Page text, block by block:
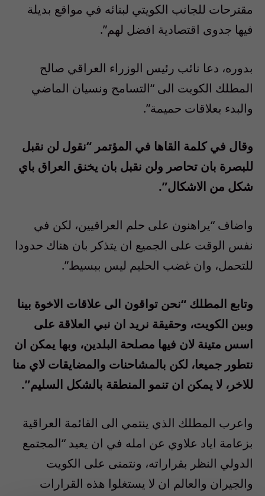
مقترحات للجانب الكويتي لبنائه في مواقع بديلة
فيها جدوى اقتصادية افضل لهم”.
بدوره، دعا نائب رئيس الوزراء العراقي صالح
المطلك الكويت الى “التسامح ونسيان الماضي
والبدء بعلاقات حميمة”.
وقال في كلمة القاها في المؤتمر “نقول لن نقبل
للبصرة بان تحاصر ولن نقبل بان يخنق العراق باي
شكل من الاشكال”.
واضاف “يراهنون على حلم العراقيين، لكن في
نفس الوقت على الجميع ان يتذكر بان هناك حدودا
للتحمل، وان غضب الحليم ليس ببسيط”.
وتابع المطلك “نحن تواقون الى علاقات الاخوة بينا
وبين الكويت، وحقيقة نريد ان نبي العلاقة على
اسس متينة لان فيها مصلحة البلدين، وبها يمكن ان
نتطور جميعا، لكن بالمشاحنات والمضايقات لاي منا
للاخر، لا يمكن ان تنمو المنطقة بالشكل السليم”.
واعرب المطلك الذي ينتمي الى القائمة العراقية
بزعامة اياد علاوي عن امله في ان يعيد “المجتمع
الدولي النظر بقراراته، ونتمنى على الكويت
والجيران والعالم ان لا يستغلوا هذه القرارات